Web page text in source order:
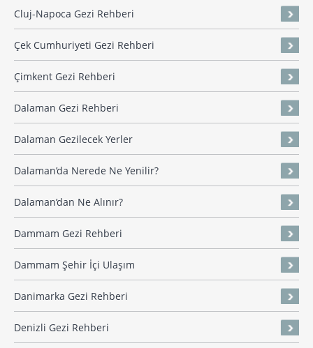
Cluj-Napoca Gezi Rehberi
Çek Cumhuriyeti Gezi Rehberi
Çimkent Gezi Rehberi
Dalaman Gezi Rehberi
Dalaman Gezilecek Yerler
Dalaman’da Nerede Ne Yenilir?
Dalaman’dan Ne Alınır?
Dammam Gezi Rehberi
Dammam Şehir İçi Ulaşım
Danimarka Gezi Rehberi
Denizli Gezi Rehberi